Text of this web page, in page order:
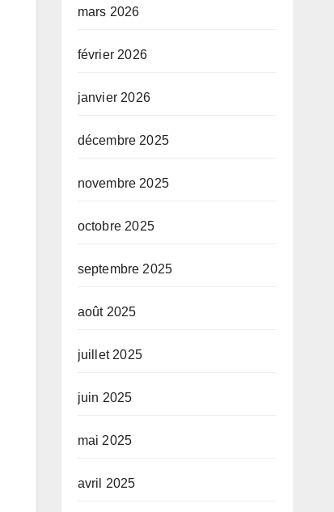
mars 2026
février 2026
janvier 2026
décembre 2025
novembre 2025
octobre 2025
septembre 2025
août 2025
juillet 2025
juin 2025
mai 2025
avril 2025